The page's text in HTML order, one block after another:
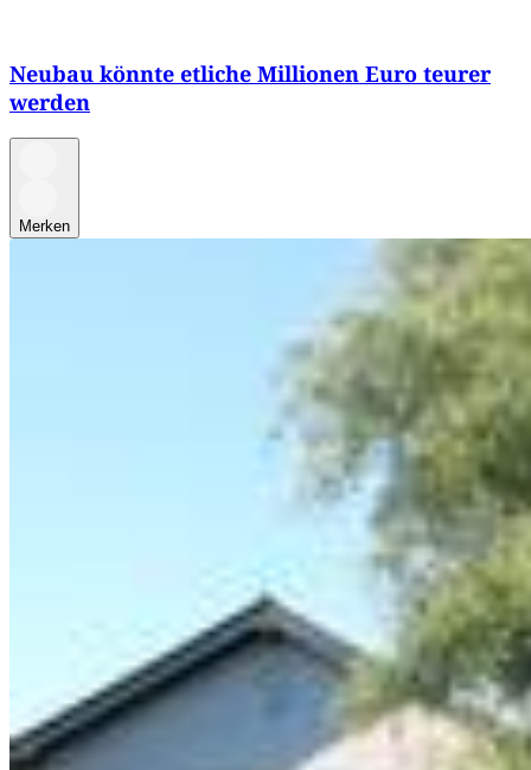
Neubau könnte etliche Millionen Euro teurer
werden
Merken